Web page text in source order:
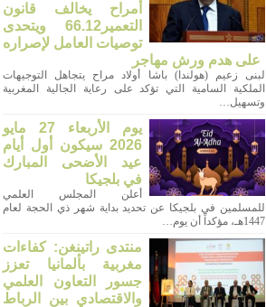
أمراح يخالف قانون
التعمير66.12 ويتحدى
توصيات العامل لإصراره
على هدم ورش مهاجر
لبنى زعيم (هولندا) باشا أولاد مراح يتجاهل التوجيهات
الملكية السامية التي تؤكد على رعاية الجالية المغربية
وتسهيل…
يوم الأربعاء 27 مايو
2026 سيكون أول أيام
عيد الأضحى المبارك
في بلجيكا
أعلن المجلس العلمي
للمسلمين في بلجيكا عن تحديد بداية شهر ذي الحجة لعام
1447هـ، مؤكداً أن يوم…
منتدى راتينغن: كفاءات
مغربية بألمانيا تعزز
جسور التعاون العلمي
والاقتصادي بين الرباط